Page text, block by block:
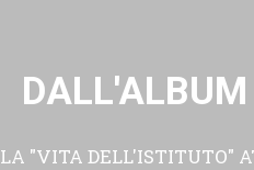
LA "VITA DELL'ISTITUTO"